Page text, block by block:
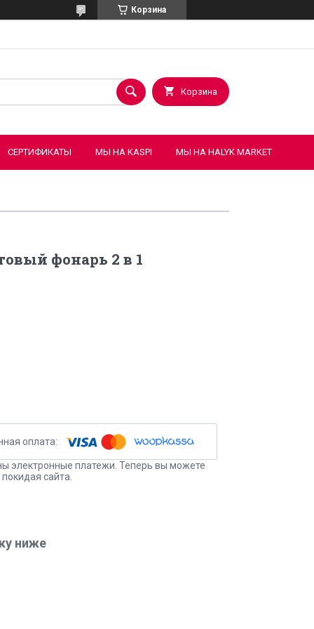
Корзина
Корзина
СЕРТИФИКАТЫ МЫ НА KASPI МЫ НА HALYK MARKET
фонарь 2 в 1
электронные платежи. Теперь вы можете
сайта.
ниже